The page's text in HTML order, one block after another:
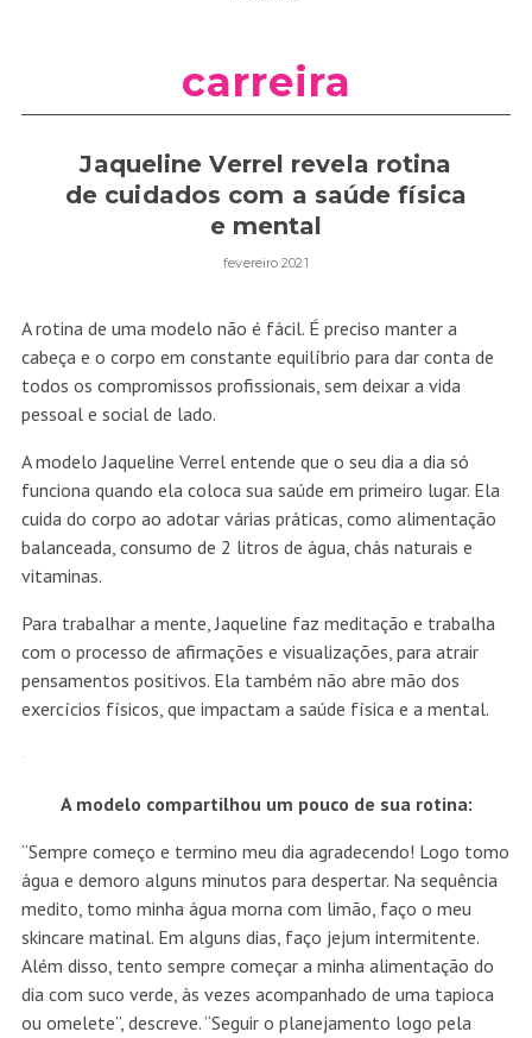
carreira
Jaqueline Verrel revela rotina
de cuidados com a saúde física
e mental
fevereiro 2021
A rotina de uma modelo não é fácil. É preciso manter a
cabeça e o corpo em constante equilíbrio para dar conta de
todos os compromissos profissionais, sem deixar a vida
pessoal e social de lado.
A modelo Jaqueline Verrel entende que o seu dia a dia só
funciona quando ela coloca sua saúde em primeiro lugar. Ela
cuida do corpo ao adotar várias práticas, como alimentação
balanceada, consumo de 2 litros de água, chás naturais e
vitaminas.
Para trabalhar a mente, Jaqueline faz meditação e trabalha
com o processo de afirmações e visualizações, para atrair
pensamentos positivos. Ela também não abre mão dos
exercícios físicos, que impactam a saúde física e a mental.
A modelo compartilhou um pouco de sua rotina:
“Sempre começo e termino meu dia agradecendo! Logo tomo
água e demoro alguns minutos para despertar. Na sequência
medito, tomo minha água morna com limão, faço o meu
skincare matinal. Em alguns dias, faço jejum intermitente.
Além disso, tento sempre começar a minha alimentação do
dia com suco verde, às vezes acompanhado de uma tapioca
ou omelete”, descreve. “Seguir o planejamento logo pela